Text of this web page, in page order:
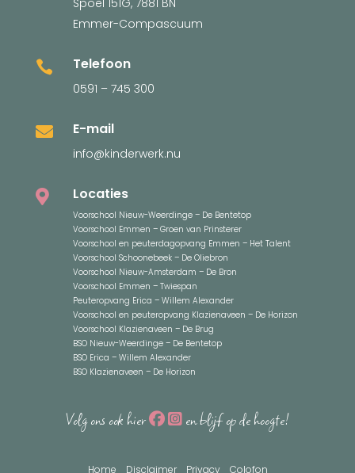
Spoel 151G, 7881 BN
Emmer-Compascuum
 Telefoon
0591 – 745 300
 E-mail
info@kinderwerk.nu
 Locaties
Voorschool Nieuw-Weerdinge – De Bentetop
Voorschool Emmen – Groen van Prinsterer
Voorschool en peuterdagopvang Emmen – Het Talent
Voorschool Schoonebeek – De Oliebron
Voorschool Nieuw-Amsterdam – De Bron
Voorschool Emmen – Twiespan
Peuteropvang Erica – Willem Alexander
Voorschool en peuteropvang Klazienaveen – De Horizon
Voorschool Klazienaveen – De Brug
BSO Nieuw-Weerdinge – De Bentetop
BSO Erica – Willem Alexander
BSO Klazienaveen – De Horizon
Volg ons ook hier en blijf op de hoogte!
Home Disclaimer Privacy Colofon